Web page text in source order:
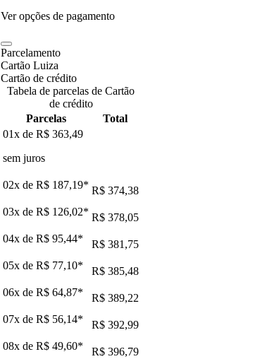
Ver opções de pagamento
Parcelamento
Cartão Luiza
Cartão de crédito
Tabela de parcelas de Cartão
de crédito
Parcelas
Total
01x de R$ 363,49
sem juros
02x de R$ 187,19* R$ 374,38
03x de R$ 126,02* R$ 378,05
04x de R$ 95,44*
R$ 381,75
05x de R$ 77,10*
R$ 385,48
06x de R$ 64,87*
R$ 389,22
07x de R$ 56,14*
R$ 392,99
08x de R$ 49,60*
R$ 396,79